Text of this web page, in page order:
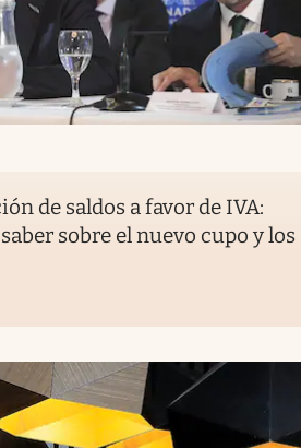
de saldos a favor de IVA:
sobre el nuevo cupo y los